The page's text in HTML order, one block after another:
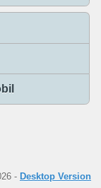
- Desktop Version